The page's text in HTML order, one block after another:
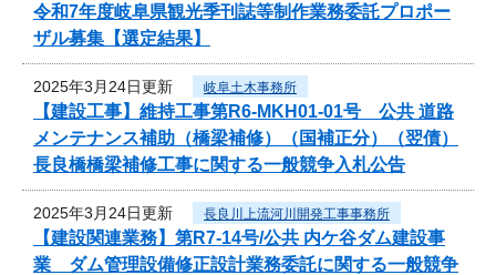
令和7年度岐阜県観光季刊誌等制作業務委託プロポー
ザル募集【選定結果】
2025年3月24日更新 岐阜土木事務所
【建設工事】維持工事第R6-MKH01-01号 公共 道路
メンテナンス補助（橋梁補修）（国補正分）（翌債）
長良橋橋梁補修工事に関する一般競争入札公告
2025年3月24日更新 長良川上流河川開発工事事務所
【建設関連業務】第R7-14号/公共 内ケ谷ダム建設事
業 ダム管理設備修正設計業務委託に関する一般競争